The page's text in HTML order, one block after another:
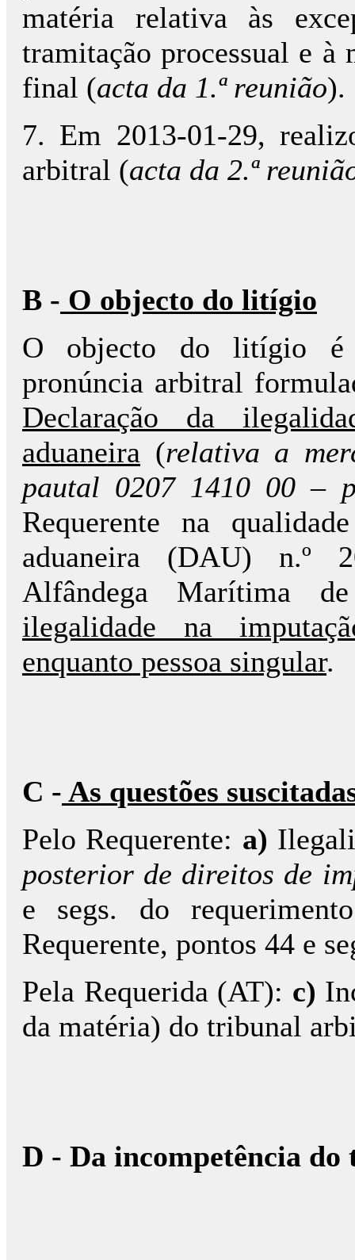
matéria relativa às
tramitação processual e à
final (acta da 1.ª reunião).
7. Em 2013-01-29,
arbitral (acta da 2.ª
B - O objecto do litígio
O objecto do litígio é
pronúncia arbitral
Declaração da
aduaneira (relativa a
pautal 0207 1410 00 –
Requerente na
aduaneira (DAU) n.º
Alfândega Marítima
ilegalidade na
enquanto pessoa singular.
C - As questões
Pelo Requerente: a)
posterior de direitos de
e segs. do
Requerente, pontos 44 e
Pela Requerida (AT): c)
da matéria) do tribunal
D - Da incompetência